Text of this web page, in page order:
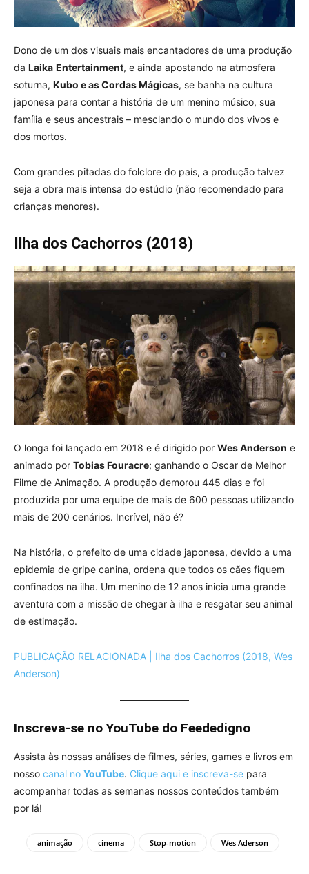
Dono de um dos visuais mais encantadores de uma produção
da Laika Entertainment, e ainda apostando na atmosfera
soturna, Kubo e as Cordas Mágicas, se banha na cultura
japonesa para contar a história de um menino músico, sua
família e seus ancestrais – mesclando o mundo dos vivos e
dos mortos.
Com grandes pitadas do folclore do país, a produção talvez
seja a obra mais intensa do estúdio (não recomendado para
crianças menores).
Ilha dos Cachorros (2018)
O longa foi lançado em 2018 e é dirigido por Wes Anderson e
animado por Tobias Fouracre; ganhando o Oscar de Melhor
Filme de Animação. A produção demorou 445 dias e foi
produzida por uma equipe de mais de 600 pessoas utilizando
mais de 200 cenários. Incrível, não é?
Na história, o prefeito de uma cidade japonesa, devido a uma
epidemia de gripe canina, ordena que todos os cães fiquem
confinados na ilha. Um menino de 12 anos inicia uma grande
aventura com a missão de chegar à ilha e resgatar seu animal
de estimação.
PUBLICAÇÃO RELACIONADA | Ilha dos Cachorros (2018, Wes
Anderson)
Inscreva-se no YouTube do Feededigno
Assista às nossas análises de filmes, séries, games e livros em
nosso canal no YouTube. Clique aqui e inscreva-se para
acompanhar todas as semanas nossos conteúdos também
por lá!
animação cinema Stop-motion Wes Aderson